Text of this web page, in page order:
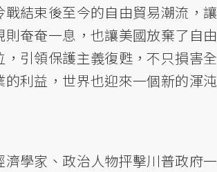
戰結束後至今的自由貿易潮流，讓
則奄奄一息，也讓美國放棄了自由
，引領保護主義復甦，不只損害全
的利益，世界也迎來一個新的渾沌
濟學家、政治人物抨擊川普政府一